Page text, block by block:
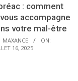
: comment
accompagne
votre mal-être
MAXANCE
ON:
16, 2025